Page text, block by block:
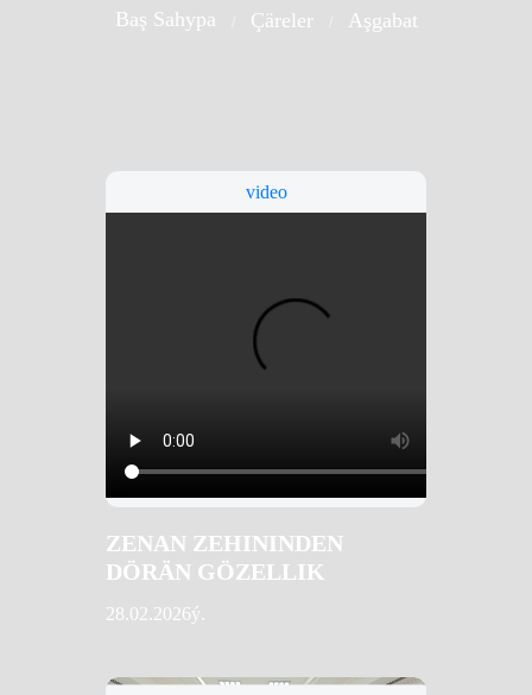
Baş Sahypa Çäreler Aşgabat
video
ZENAN ZEHININDEN
DÖRÄN GÖZELLIK
28.02.2026ý.